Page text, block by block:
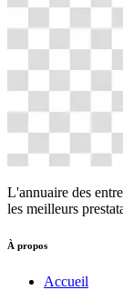
L'annuaire des
les meilleurs
À propos
Accueil